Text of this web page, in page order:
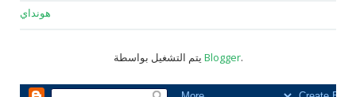
هونداي
Blogger.